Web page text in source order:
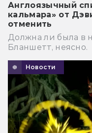
Англоязычный
кальмара» от
отменить
Должна ли была в
Бланшетт, неясно.
Новости